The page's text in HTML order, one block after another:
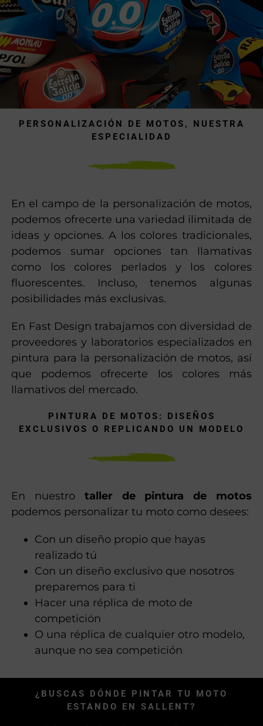
PERSONALIZACIÓN DE MOTOS, NUESTRA
ESPECIALIDAD
En el campo de la personalización de motos,
podemos ofrecerte una variedad ilimitada de
ideas y opciones. A los colores tradicionales,
podemos sumar opciones tan llamativas
como los colores perlados y los colores
fluorescentes. Incluso, tenemos algunas
posibilidades más exclusivas.
En Fast Design trabajamos con diversidad de
proveedores y laboratorios especializados en
pintura para la personalización de motos, así
que podemos ofrecerte los colores más
llamativos del mercado.
PINTURA DE MOTOS: DISEÑOS
EXCLUSIVOS O REPLICANDO UN MODELO
En nuestro taller de pintura de motos
podemos personalizar tu moto como desees:
Con un diseño propio que hayas
realizado tú
Con un diseño exclusivo que nosotros
preparemos para ti
Hacer una réplica de moto de
competición
O una réplica de cualquier otro modelo,
aunque no sea competición
¿BUSCAS DÓNDE PINTAR TU MOTO
ESTANDO EN SALLENT?